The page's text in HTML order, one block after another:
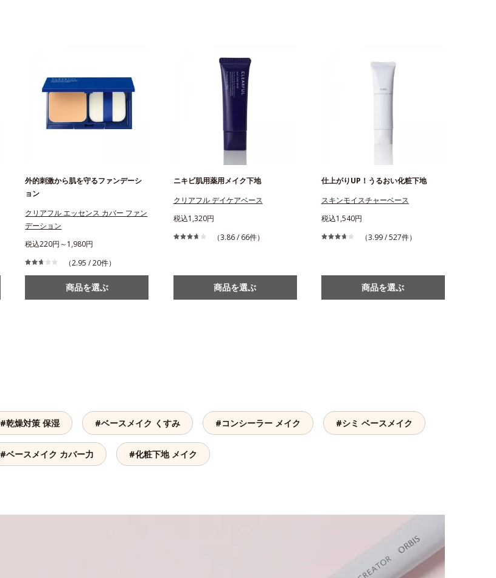
外的刺激から肌を守るファンデーシ
ョン
クリアフル エッセンス カバー ファン
デーション
税込220円～1,980円
（2.95 / 20件）
商品を選ぶ
ニキビ肌用薬用メイク下地
クリアフル デイケアベース
税込1,320円
（3.86 / 66件）
商品を選ぶ
仕上がりUP！うるおい化粧下地
スキンモイスチャーベース
税込1,540円
（3.99 / 527件）
商品を選ぶ
#乾燥対策 保湿 #ベースメイク くすみ #コンシーラー メイク #シミ ベースメイク
#ベースメイク カバー力 #化粧下地 メイク